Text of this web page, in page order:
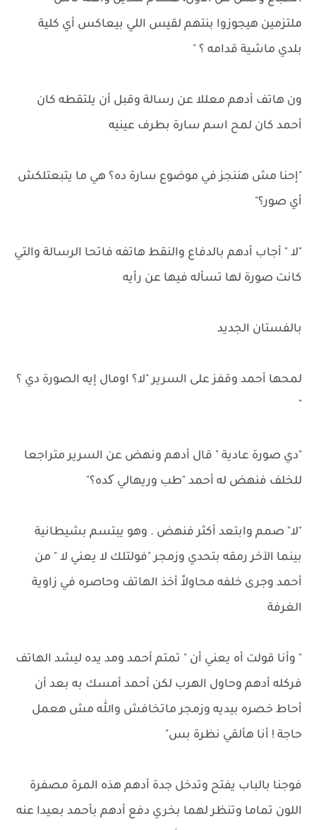
ملتزمين هيجوزوا بنتهم لقيس اللي بيعاكس أي كلية
بلدي ماشية قدامه ؟ "
ون هاتف أدهم معللا عن رسالة وقبل أن يلتقطه كان
أحمد كان لمح اسم سارة بطرف عينيه
"إحنا مش هننجز في موضوع سارة ده؟ هي ما يتبعتلكش
أي صور؟"
"لا " أجاب أدهم بالدفاع والنقط هاتفه فاتحا الرسالة والتي
كانت صورة لها تسأله فيها عن رأيه
بالفستان الجديد
لمحها أحمد وقفز على السرير "لا؟ اومال إيه الصورة دي ؟
"
"دي صورة عادية " قال أدهم ونهض عن السرير متراجعا
للخلف فنهض له أحمد "طب وريهالي کده؟"
"لا" صمم وابتعد أكثر فنهض . وهو يبتسم بشيطانية
بينما الآخر رمقه بتحدي وزمجر "فولتلك لا يعني لا " من
أحمد وجرى خلفه محاولاً أخذ الهاتف وحاصره في زاوية
الغرفة
" وأنا قولت أه يعني أن " تمتم أحمد ومد يده ليشد الهاتف
فركله أدهم وحاول الهرب لكن أحمد أمسك به بعد أن
أحاط خصره بيديه وزمجر ماتخافش والله مش هعمل
حاجة ! أنا هألقي نظرة بس"
فوجنا بالباب يفتح وتدخل جدة أدهم هذه المرة مصفرة
اللون تماما وتنظر لهما بخري دفع أدهم بأحمد بعيدا عنه